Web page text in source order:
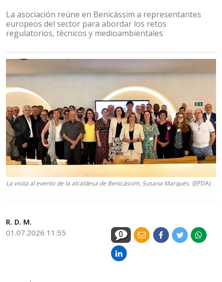
La asociación reúne en Benicàssim a representantes
europeos del sector para abordar los retos
regulatorios, técnicos y medioambientales
La visita al evento de la alcaldesa de Benicàssim, Susana Marqués. (EPDA)
R. D. M.
01.07.2026 11:55 0